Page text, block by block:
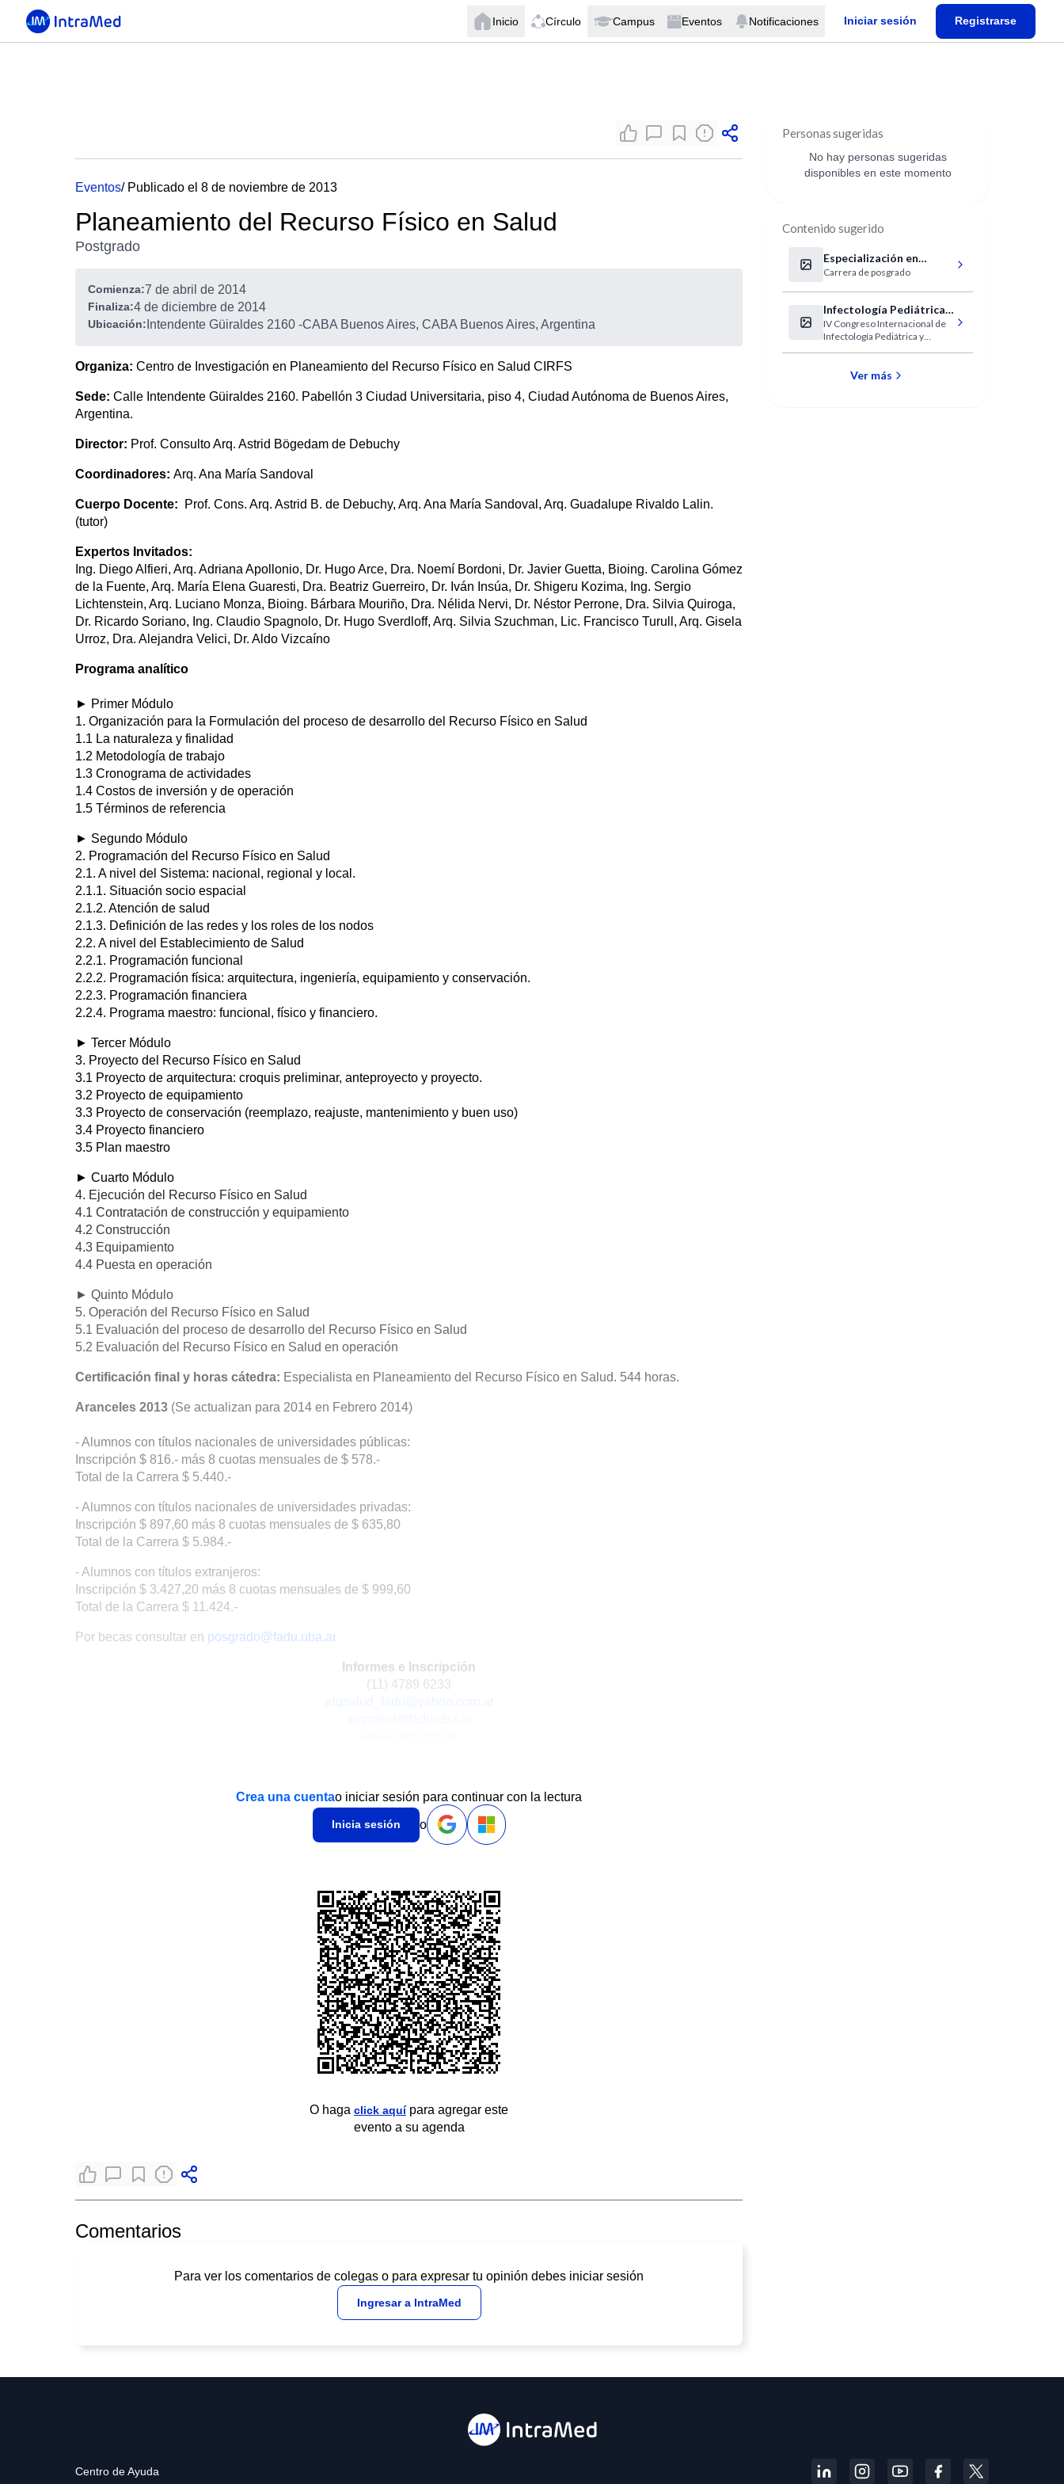
Inicio Círculo Campus Eventos Notificaciones Iniciar sesión Registrarse
Eventos/ Publicado el 8 de noviembre de 2013
Planeamiento del Recurso Físico en Salud
Postgrado
Comienza:7 de abril de 2014
Finaliza:4 de diciembre de 2014
Ubicación: Intendente Güiraldes 2160 -CABA Buenos Aires, CABA Buenos Aires, Argentina
Organiza: Centro de Investigación en Planeamiento del Recurso Físico en Salud CIRFS
Sede: Calle Intendente Güiraldes 2160. Pabellón 3 Ciudad Universitaria, piso 4, Ciudad Autónoma de Buenos Aires,
Argentina.
Director: Prof. Consulto Arq. Astrid Bögedam de Debuchy
Coordinadores: Arq. Ana María Sandoval
Cuerpo Docente: Prof. Cons. Arq. Astrid B. de Debuchy, Arq. Ana María Sandoval, Arq. Guadalupe Rivaldo Lalin.
(tutor)
Expertos Invitados:
Ing. Diego Alfieri, Arq. Adriana Apollonio, Dr. Hugo Arce, Dra. Noemí Bordoni, Dr. Javier Guetta, Bioing. Carolina Gómez
de la Fuente, Arq. María Elena Guaresti, Dra. Beatriz Guerreiro, Dr. Iván Insúa, Dr. Shigeru Kozima, Ing. Sergio
Lichtenstein, Arq. Luciano Monza, Bioing. Bárbara Mouriño, Dra. Nélida Nervi, Dr. Néstor Perrone, Dra. Silvia Quiroga,
Dr. Ricardo Soriano, Ing. Claudio Spagnolo, Dr. Hugo Sverdloff, Arq. Silvia Szuchman, Lic. Francisco Turull, Arq. Gisela
Urroz, Dra. Alejandra Velici, Dr. Aldo Vizcaíno
Programa analítico
► Primer Módulo
1. Organización para la Formulación del proceso de desarrollo del Recurso Físico en Salud
1.1 La naturaleza y finalidad
1.2 Metodología de trabajo
1.3 Cronograma de actividades
1.4 Costos de inversión y de operación
1.5 Términos de referencia
► Segundo Módulo
2. Programación del Recurso Físico en Salud
2.1. A nivel del Sistema: nacional, regional y local.
2.1.1. Situación socio espacial
2.1.2. Atención de salud
2.1.3. Definición de las redes y los roles de los nodos
2.2. A nivel del Establecimiento de Salud
2.2.1. Programación funcional
2.2.2. Programación física: arquitectura, ingeniería, equipamiento y conservación.
2.2.3. Programación financiera
2.2.4. Programa maestro: funcional, físico y financiero.
► Tercer Módulo
3. Proyecto del Recurso Físico en Salud
3.1 Proyecto de arquitectura: croquis preliminar, anteproyecto y proyecto.
3.2 Proyecto de equipamiento
3.3 Proyecto de conservación (reemplazo, reajuste, mantenimiento y buen uso)
3.4 Proyecto financiero
3.5 Plan maestro
► Cuarto Módulo
4. Ejecución del Recurso Físico en Salud
4.1 Contratación de construcción y equipamiento
4.2 Construcción
4.3 Equipamiento
4.4 Puesta en operación
► Quinto Módulo
5. Operación del Recurso Físico en Salud
5.1 Evaluación del proceso de desarrollo del Recurso Físico en Salud
5.2 Evaluación del Recurso Físico en Salud en operación
Certificación final y horas cátedra: Especialista en Planeamiento del Recurso Físico en Salud. 544 horas.
Aranceles 2013 (Se actualizan para 2014 en Febrero 2014)
- Alumnos con títulos nacionales de universidades públicas:
Inscripción $ 816.- más 8 cuotas mensuales de $ 578.-
Total de la Carrera $ 5.440.-
- Alumnos con títulos nacionales de universidades privadas:
Inscripción $ 897,60 más 8 cuotas mensuales de $ 635,80
Total de la Carrera $ 5.984.-
- Alumnos con títulos extranjeros:
Inscripción $ 3.427,20 más 8 cuotas mensuales de $ 999,60
Total de la Carrera $ 11.424.-
Por becas consultar en posgrado@fadu.uba.ar
Informes e Inscripción
(11) 4789 6233
Crea una cuentao iniciar sesión para continuar con la lectura
Inicia sesión o
O haga click aquípara agregar este
evento a su agenda
Comentarios
Para ver los comentarios de colegas o para expresar tu opinión debes iniciar sesión
Ingresar a IntraMed
Personas sugeridas
No hay personas sugeridas
disponibles en este momento
Contenido sugerido
Especialización en
Planeamiento del
Recurso Físico en Salud
Carrera de posgrado
Infectología Pediátrica y
Vacunas
IV Congreso Internacional de
Infectología Pediátrica y
Ver más
Centro de Ayuda